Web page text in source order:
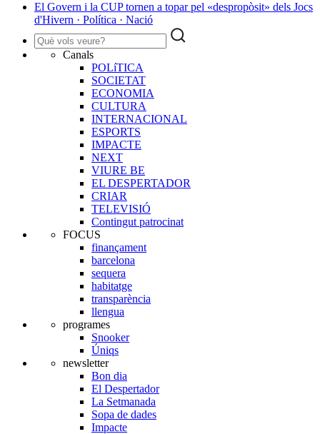
El Govern i la CUP tornen a topar pel «despropòsit» dels Jocs
d'Hivern · Política · Nació
Canals
POLíTICA
SOCIETAT
ECONOMIA
CULTURA
INTERNACIONAL
ESPORTS
IMPACTE
NEXT
VIURE BE
EL DESPERTADOR
CRIAR
TELEVISIÓ
Contingut patrocinat
FOCUS
finançament
barcelona
sequera
habitatge
transparència
llengua
programes
Snooker
Úniqs
newsletter
Bon dia
El Despertador
La Setmanada
Sopa de dades
Impacte